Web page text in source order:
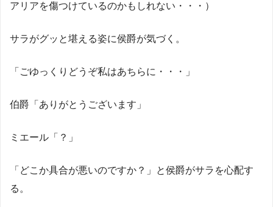
アリアを傷つけているのかもしれない・・・）
サラがグッと堪える姿に侯爵が気づく。
「ごゆっくりどうぞ私はあちらに・・・」
伯爵「ありがとうございます」
ミエール「？」
「どこか具合が悪いのですか？」と侯爵がサラを心配す
る。